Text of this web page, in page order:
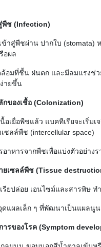
พืช (Infection)
ข้าสู่พืชผ่าน ปากใบ (stomata)
อผล
อมที่ชื้น ฝนตก และมีลมแรงช่ว
ายขึ้น
กของเชื้อ (Colonization)
นื้อเยื่อพืชแล้ว แบคทีเรียจะเริ่ม
เซลล์พืช (intercellular space)
อาหารจากพืชเพื่อแบ่งตัวอย่างร
ยเซลล์พืช (Tissue
รียปล่อย เอนไซม์และสารพิษ ท
ดแผลเล็ก ๆ ที่พัฒนาเป็นแผลนู
ารของโรค (Symptom